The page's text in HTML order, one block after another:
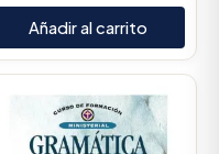
Añadir al carrito